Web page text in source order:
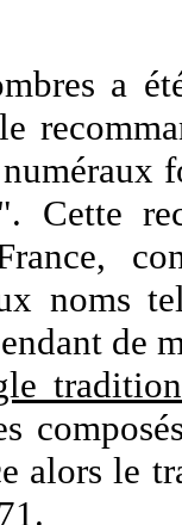
a
Cette
noms
de
alors le